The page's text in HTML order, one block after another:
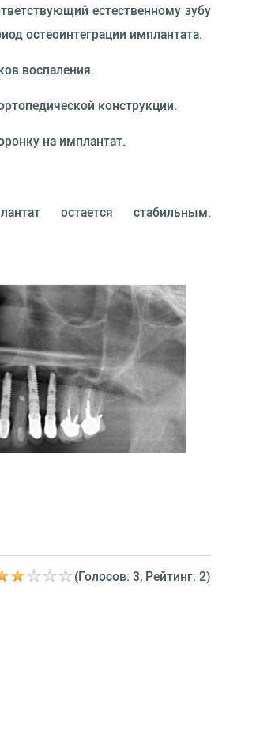
естественному зубу
остеоинтеграции имплантата.
воспаления.
конструкции.
на имплантат.
остается стабильным.
(Голосов: 3, Рейтинг: 2)